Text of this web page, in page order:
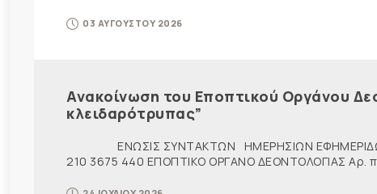
03 ΑΥΓΟΥΣΤΟΥ 2026
Ανακοίνωση του Εποπτικού Οργάνου
κλειδαρότρυπας”
ΕΝΩΣΙΣ ΣΥΝΤΑΚΤΩΝ ΗΜΕΡΗΣΙΩΝ
210 3675 440 ΕΠΟΠΤΙΚΟ ΟΡΓΑΝΟ ΔΕΟΝΤΟΛΟΓΙΑΣ Αρ.